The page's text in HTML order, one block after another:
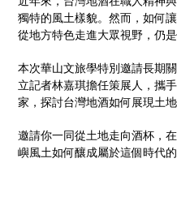
獨特的風土樣貌。然而，如何
從地方特色走進大眾視野，仍
本次華山文旅學特別邀請長期
立記者林嘉琪擔任策展人，攜
家，探討台灣地酒如何展現土地
邀請你一同從土地走向酒杯，
嶼風土如何釀成屬於這個時代的